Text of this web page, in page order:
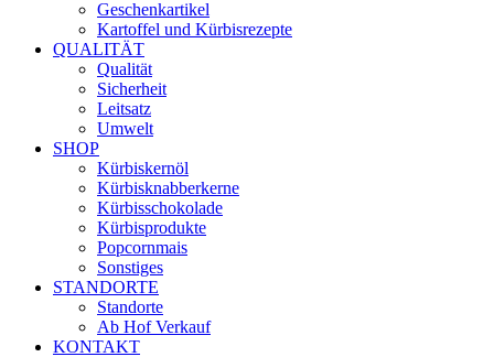
Geschenkartikel
Kartoffel und Kürbisrezepte
QUALITÄT
Qualität
Sicherheit
Leitsatz
Umwelt
SHOP
Kürbiskernöl
Kürbisknabberkerne
Kürbisschokolade
Kürbisprodukte
Popcornmais
Sonstiges
STANDORTE
Standorte
Ab Hof Verkauf
KONTAKT